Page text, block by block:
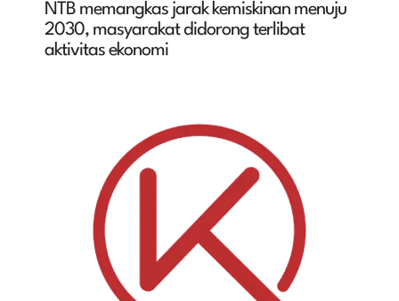
NTB memangkas jarak kemiskinan menuju
2030, masyarakat didorong terlibat
aktivitas ekonomi